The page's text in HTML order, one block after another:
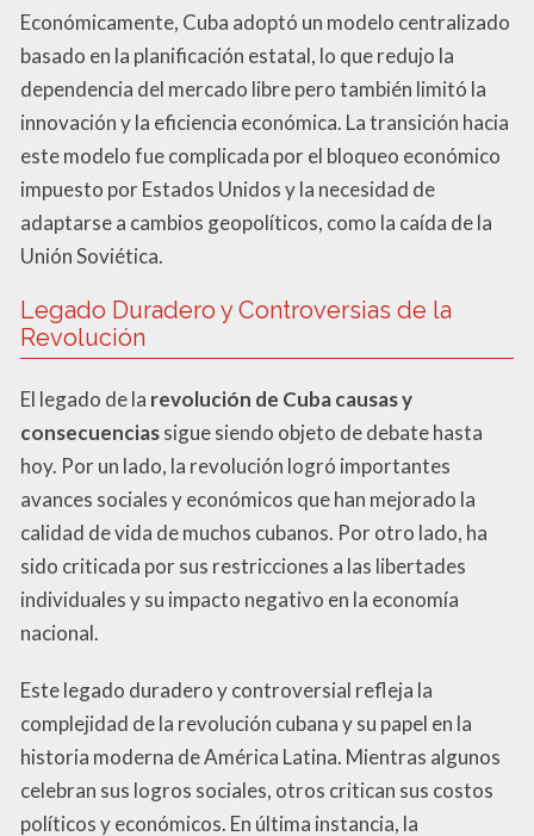
Económicamente, Cuba adoptó un modelo centralizado
basado en la planificación estatal, lo que redujo la
dependencia del mercado libre pero también limitó la
innovación y la eficiencia económica. La transición hacia
este modelo fue complicada por el bloqueo económico
impuesto por Estados Unidos y la necesidad de
adaptarse a cambios geopolíticos, como la caída de la
Unión Soviética.
Legado Duradero y Controversias de la
Revolución
El legado de la revolución de Cuba causas y
consecuenciassigue siendo objeto de debate hasta
hoy. Por un lado, la revolución logró importantes
avances sociales y económicos que han mejorado la
calidad de vida de muchos cubanos. Por otro lado, ha
sido criticada por sus restricciones a las libertades
individuales y su impacto negativo en la economía
nacional.
Este legado duradero y controversial refleja la
complejidad de la revolución cubana y su papel en la
historia moderna de América Latina. Mientras algunos
celebran sus logros sociales, otros critican sus costos
políticos y económicos. En última instancia, la